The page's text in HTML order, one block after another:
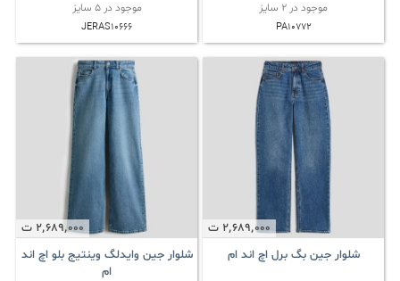
موجود در 2 سایز
PA10772
موجود در 5 سایز
JERAS10666
2٬689٬000 ت
شلوار جین بگ برل اچ اند ام
2٬689٬000 ت
شلوار جین وایدلگ وینتیج بلو اچ اند
ام